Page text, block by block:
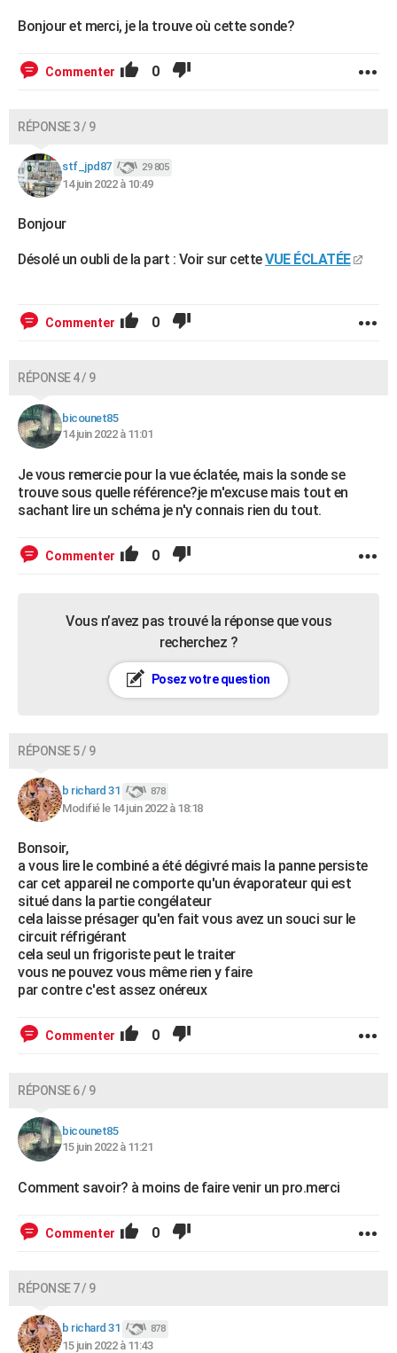
Bonjour et merci, je la trouve où cette sonde?
Commenter 0
RÉPONSE 3 / 9
stf_jpd87 29 805
14 juin 2022 à 10:49
Bonjour
Désolé un oubli de la part : Voir sur cetteVUE ÉCLATÉE
Commenter 0
RÉPONSE 4 / 9
bicounet85
14 juin 2022 à 11:01
Je vous remercie pour la vue éclatée, mais la sonde se
trouve sous quelle référence?je m'excuse mais tout en
sachant lire un schéma je n'y connais rien du tout.
Commenter 0
Vous n’avez pas trouvé la réponse que vous
recherchez ?
Posez votre question
RÉPONSE 5 / 9
b richard 31 878
Modifié le 14 juin 2022 à 18:18
Bonsoir,
a vous lire le combiné a été dégivré mais la panne persiste
car cet appareil ne comporte qu'un évaporateur qui est
situé dans la partie congélateur
cela laisse présager qu'en fait vous avez un souci sur le
circuit réfrigérant
cela seul un frigoriste peut le traiter
vous ne pouvez vous même rien y faire
par contre c'est assez onéreux
Commenter 0
RÉPONSE 6 / 9
bicounet85
15 juin 2022 à 11:21
Comment savoir? à moins de faire venir un pro.merci
Commenter 0
RÉPONSE 7 / 9
b richard 31 878
15 juin 2022 à 11:43